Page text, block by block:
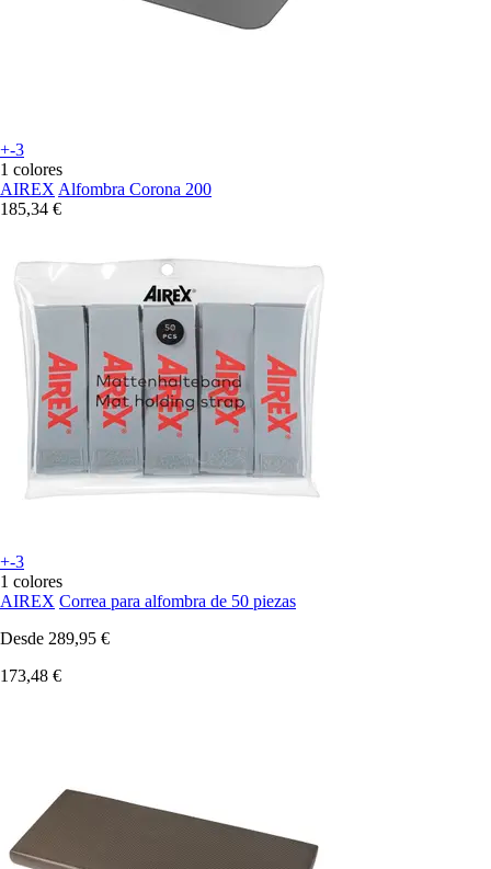
+-3
1 colores
AIREX Alfombra Corona 200
185,34 €
+-3
1 colores
AIREX Correa para alfombra de 50 piezas
Desde 289,95 €
173,48 €